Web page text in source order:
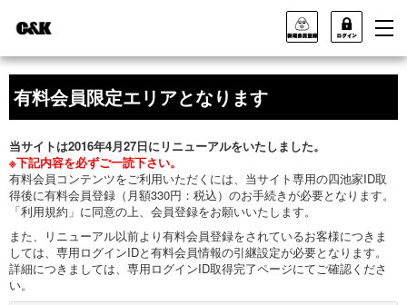
有料会員限定エリアとなります
当サイトは2016年4月27日にリニューアルをいたしました。
※下記内容を必ずご一読下さい。
有料会員コンテンツをご利用いただくには、当サイト専用の四池家ID取
得後に有料会員登録（月額330円：税込）のお手続きが必要となります。
「利用規約」に同意の上、会員登録をお願いいたします。
また、リニューアル以前より有料会員登録をされているお客様につきま
しては、専用ログインIDと有料会員情報の引継設定が必要となります。
詳細につきましては、専用ログインID取得完了ページにてご確認くださ
い。